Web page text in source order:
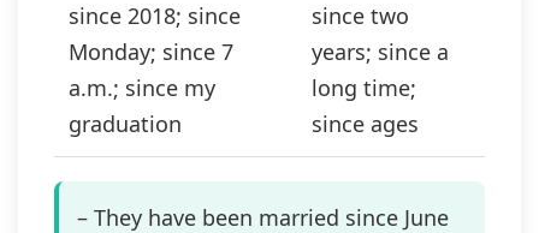
since 2018; since
Monday; since 7
a.m.; since my
graduation
since two
years; since a
long time;
since ages
– They have been married since June